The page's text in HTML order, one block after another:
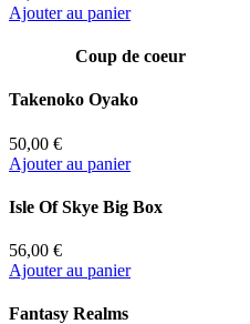
Ajouter au panier
Coup de coeur
Takenoko Oyako
50,00 €
Ajouter au panier
Isle Of Skye Big Box
56,00 €
Ajouter au panier
Fantasy Realms